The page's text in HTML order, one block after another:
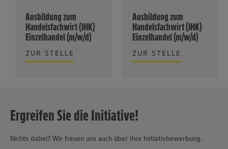
Ausbildung zum
Handelsfachwirt (IHK)
Einzelhandel (m/w/d)
ZUR STELLE
Ausbildung zum
Handelsfachwirt (IHK)
Einzelhandel (m/w/d)
ZUR STELLE
Ergreifen Sie die Initiative!
Nichts dabei? Wir freuen uns auch über Ihre Initiativbewerbung.